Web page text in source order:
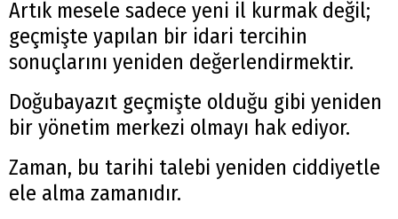
Artık mesele sadece yeni il kurmak değil;
geçmişte yapılan bir idari tercihin
sonuçlarını yeniden değerlendirmektir.
Doğubayazıt geçmişte olduğu gibi yeniden
bir yönetim merkezi olmayı hak ediyor.
Zaman, bu tarihi talebi yeniden ciddiyetle
ele alma zamanıdır.